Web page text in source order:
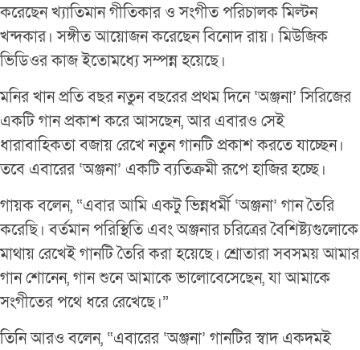
করেছেন খ্যাতিমান গীতিকার ও সংগীত পরিচালক মিল্টন
খন্দকার। সঙ্গীত আয়োজন করেছেন বিনোদ রায়। মিউজিক
ভিডিওর কাজ ইতোমধ্যে সম্পন্ন হয়েছে।
মনির খান প্রতি বছর নতুন বছরের প্রথম দিনে ‘অঞ্জনা’ সিরিজের
একটি গান প্রকাশ করে আসছেন, আর এবারও সেই
ধারাবাহিকতা বজায় রেখে নতুন গানটি প্রকাশ করতে যাচ্ছেন।
তবে এবারের ‘অঞ্জনা’ একটি ব্যতিক্রমী রূপে হাজির হচ্ছে।
গায়ক বলেন, “এবার আমি একটু ভিন্নধর্মী ‘অঞ্জনা’ গান তৈরি
করেছি। বর্তমান পরিস্থিতি এবং অঞ্জনার চরিত্রের বৈশিষ্ট্যগুলোকে
মাথায় রেখেই গানটি তৈরি করা হয়েছে। শ্রোতারা সবসময় আমার
গান শোনেন, গান শুনে আমাকে ভালোবেসেছেন, যা আমাকে
সংগীতের পথে ধরে রেখেছে।”
তিনি আরও বলেন, “এবারের ‘অঞ্জনা’ গানটির স্বাদ একদমই